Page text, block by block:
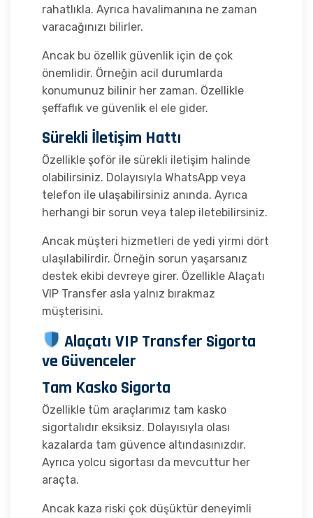
rahatlıkla. Ayrıca havalimanına ne zaman
varacağınızı bilirler.
Ancak bu özellik güvenlik için de çok
önemlidir. Örneğin acil durumlarda
konumunuz bilinir her zaman. Özellikle
şeffaflık ve güvenlik el ele gider.
Sürekli İletişim Hattı
Özellikle şoför ile sürekli iletişim halinde
olabilirsiniz. Dolayısıyla WhatsApp veya
telefon ile ulaşabilirsiniz anında. Ayrıca
herhangi bir sorun veya talep iletebilirsiniz.
Ancak müşteri hizmetleri de yedi yirmi dört
ulaşılabilirdir. Örneğin sorun yaşarsanız
destek ekibi devreye girer. Özellikle Alaçatı
VIP Transfer asla yalnız bırakmaz
müşterisini.
Alaçatı VIP Transfer Sigorta
ve Güvenceler
Tam Kasko Sigorta
Özellikle tüm araçlarımız tam kasko
sigortalıdır eksiksiz. Dolayısıyla olası
kazalarda tam güvence altındasınızdır.
Ayrıca yolcu sigortası da mevcuttur her
araçta.
Ancak kaza riski çok düşüktür deneyimli